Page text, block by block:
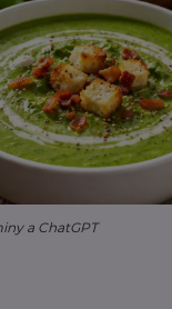
a ChatGPT